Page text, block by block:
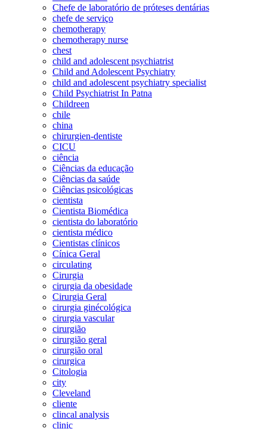
Chefe de laboratório de próteses dentárias
chefe de serviço
chemotherapy
chemotherapy nurse
chest
child and adolescent psychiatrist
Child and Adolescent Psychiatry
child and adolescent psychiatry specialist
Child Psychiatrist In Patna
Childreen
chile
china
chirurgien-dentiste
CICU
ciência
Ciências da educação
Ciências da saúde
Ciências psicológicas
cientista
Cientista Biomédica
cientista do laboratório
cientista médico
Cientistas clínicos
Cínica Geral
circulating
Cirurgia
cirurgia da obesidade
Cirurgia Geral
cirurgia ginécológica
cirurgia vascular
cirurgião
cirurgião geral
cirurgião oral
cirurgica
Citologia
city
Cleveland
cliente
clincal analysis
clinic